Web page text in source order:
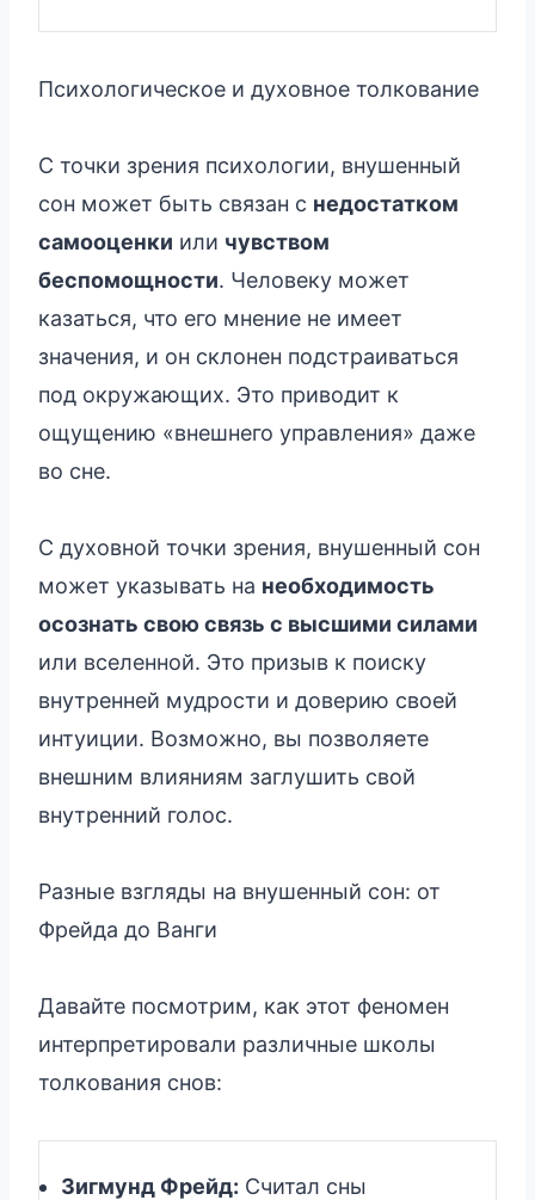
Психологическое и духовное толкование
С точки зрения психологии, внушенный
сон может быть связан с недостатком
самооценки или чувством
беспомощности. Человеку может
казаться, что его мнение не имеет
значения, и он склонен подстраиваться
под окружающих. Это приводит к
ощущению «внешнего управления» даже
во сне.
С духовной точки зрения, внушенный сон
может указывать на необходимость
осознать свою связь с высшими силами
или вселенной. Это призыв к поиску
внутренней мудрости и доверию своей
интуиции. Возможно, вы позволяете
внешним влияниям заглушить свой
внутренний голос.
Разные взгляды на внушенный сон: от
Фрейда до Ванги
Давайте посмотрим, как этот феномен
интерпретировали различные школы
толкования снов:
Зигмунд Фрейд: Считал сны